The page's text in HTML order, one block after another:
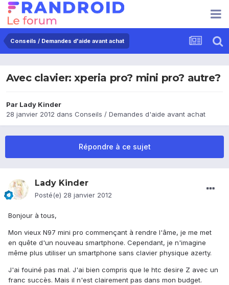
Conseils / Demandes d'aide avant achat
Avec clavier: xperia pro? mini pro? autre?
Par Lady Kinder
28 janvier 2012 dans Conseils / Demandes d'aide avant achat
Répondre à ce sujet
Lady Kinder
Posté(e) 28 janvier 2012
Bonjour à tous,
Mon vieux N97 mini pro commençant à rendre l'âme, je me met
en quête d'un nouveau smartphone. Cependant, je n'imagine
même plus utiliser un smartphone sans clavier physique azerty.
J'ai fouiné pas mal. J'ai bien compris que le htc desire Z avec un
franc succès. Mais il n'est clairement pas dans mon budget.